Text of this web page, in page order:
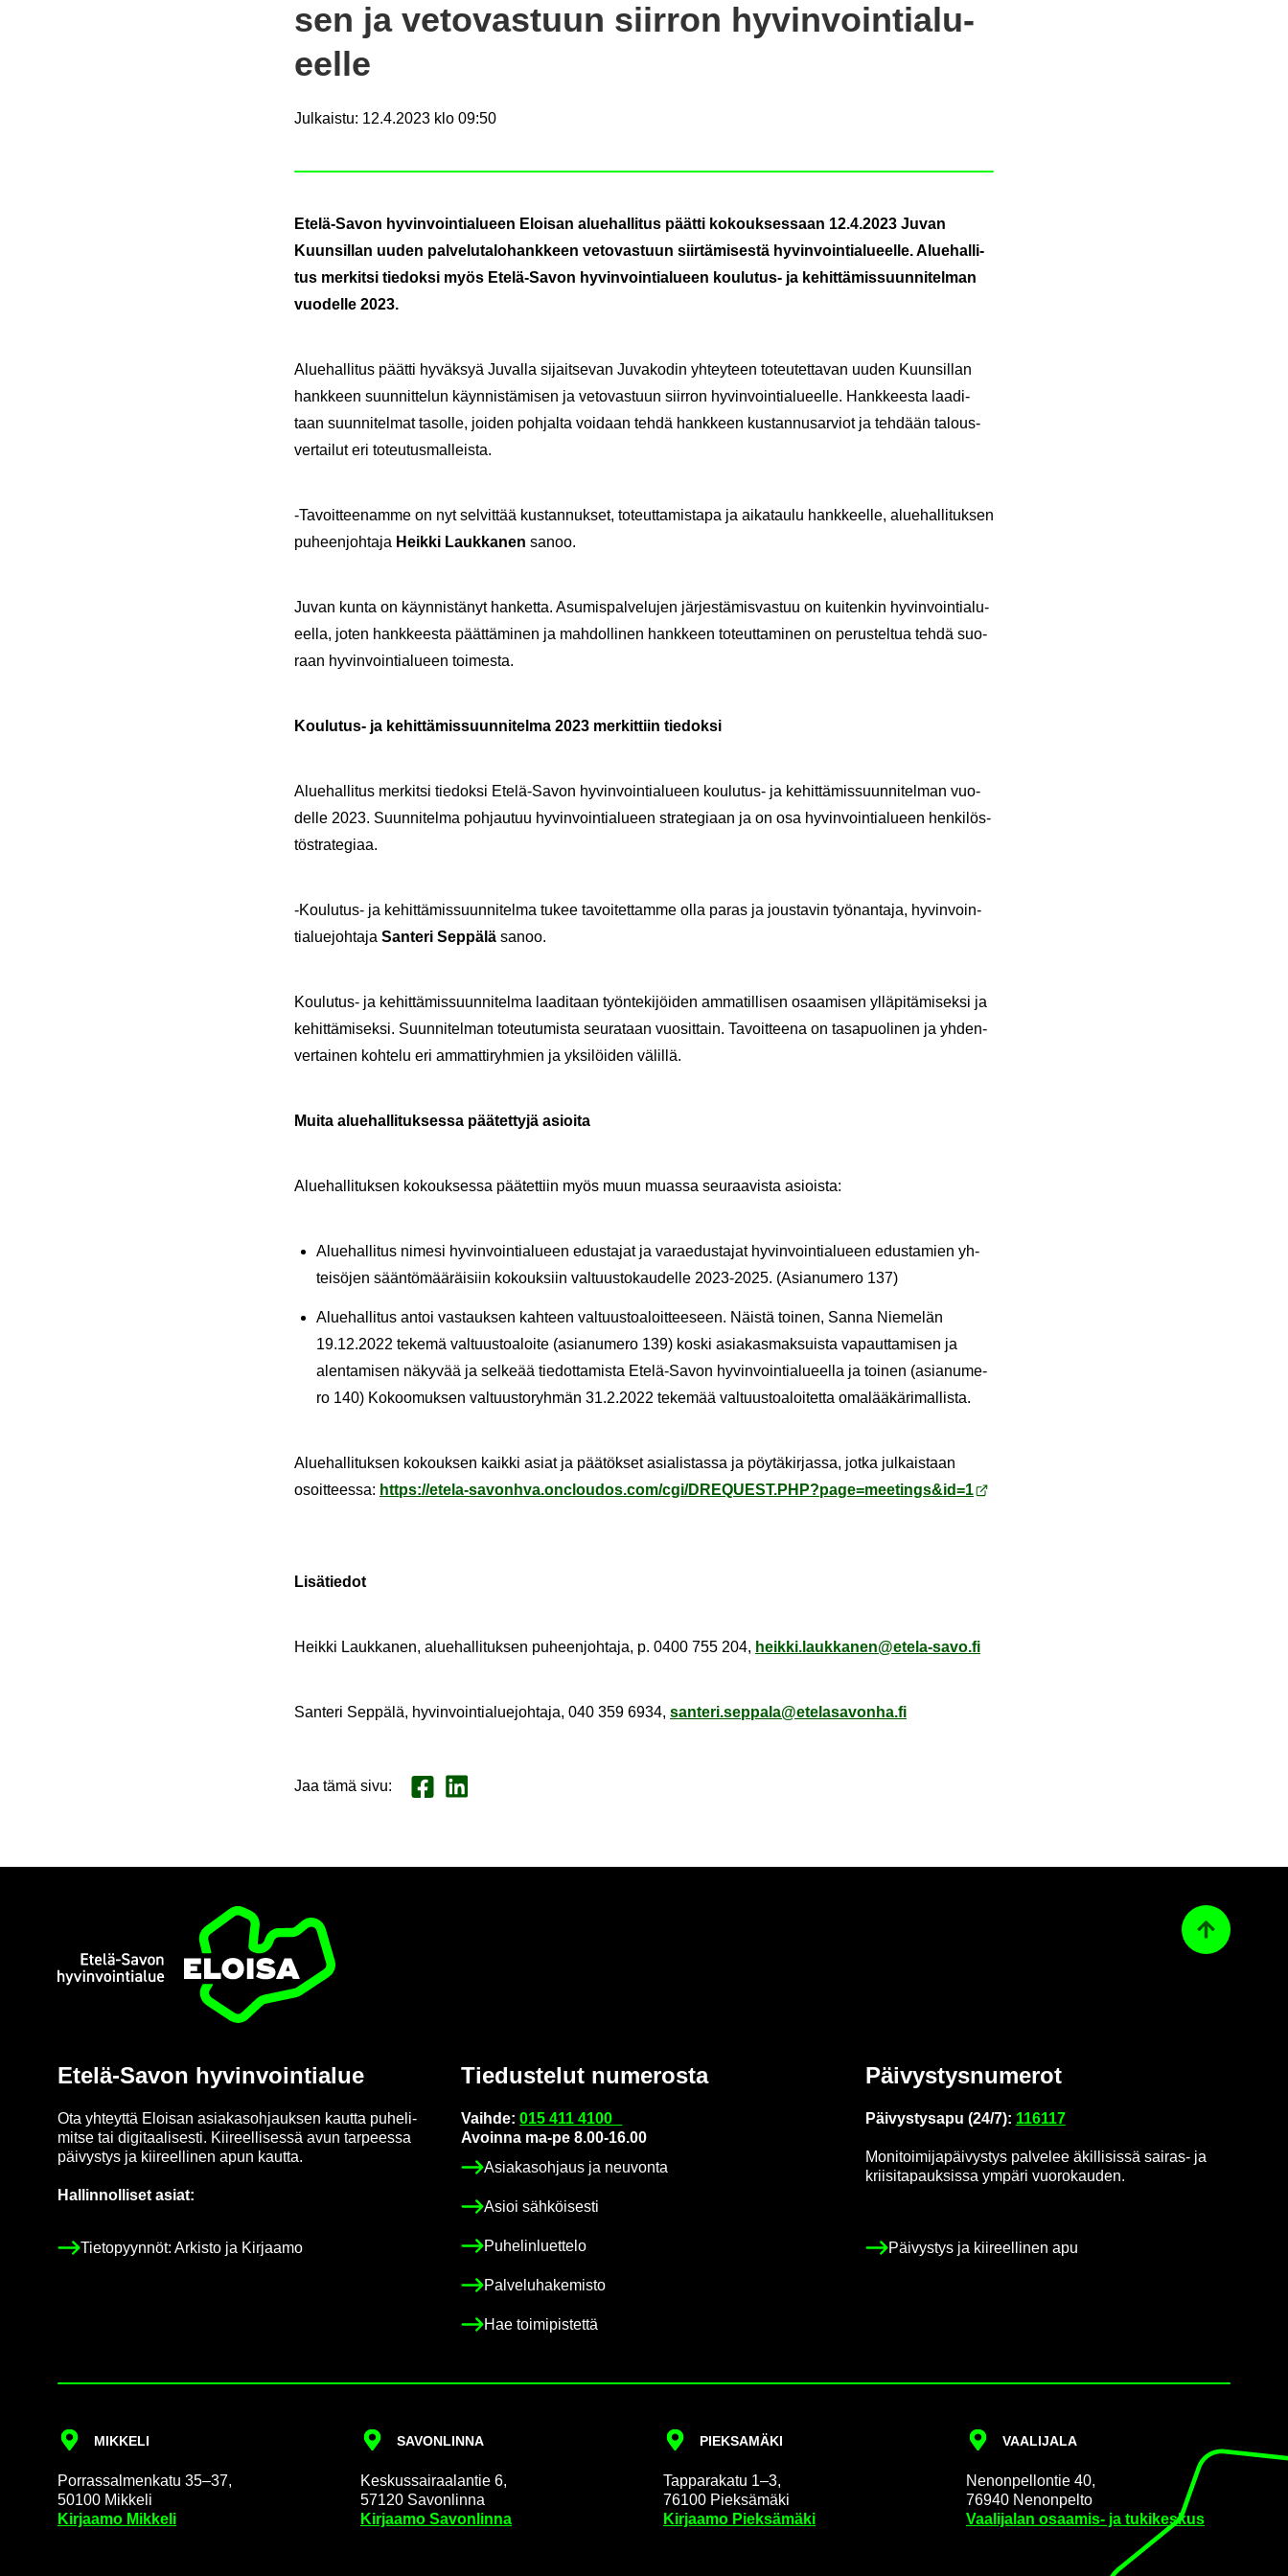
sen ja ve­to­vas­tuun siir­ron hy­vin­voin­tia­lu­
eel­le
Julkaistu: 12.4.2023 klo 09:50
Etelä-​Savon hy­vin­voin­tia­lu­een Eloi­san alue­hal­li­tus päät­ti ko­kouk­ses­saan 12.4.2023 Juvan
Kuun­sil­lan uuden pal­ve­lu­ta­lo­hank­keen ve­to­vas­tuun siir­tä­mi­ses­tä hy­vin­voin­tia­lu­eel­le. Alue­hal­li­
tus mer­kit­si tie­dok­si myös Etelä-​Savon hy­vin­voin­tia­lu­een koulutus-​ ja ke­hit­tä­mis­suun­ni­tel­man
vuo­del­le 2023.
Alue­hal­li­tus päät­ti hy­väk­syä Ju­val­la si­jait­se­van Ju­va­ko­din yh­tey­teen to­teu­tet­ta­van uuden Kuun­sil­lan
hank­keen suun­nit­te­lun käyn­nis­tä­mi­sen ja ve­to­vas­tuun siir­ron hy­vin­voin­tia­lu­eel­le. Hank­kees­ta laa­di­
taan suun­ni­tel­mat ta­sol­le, joi­den poh­jal­ta voi­daan tehdä hank­keen kus­tan­nusar­viot ja teh­dään ta­lous­
ver­tai­lut eri to­teu­tus­mal­leis­ta.
-​Tavoitteenamme on nyt sel­vit­tää kus­tan­nuk­set, to­teut­ta­mis­ta­pa ja ai­ka­tau­lu hank­keel­le, alue­hal­li­tuk­sen
pu­heen­joh­ta­ja Heik­ki Lauk­ka­nen sanoo.
Juvan kunta on käyn­nis­tä­nyt han­ket­ta. Asu­mis­pal­ve­lu­jen jär­jes­tä­mis­vas­tuu on kui­ten­kin hy­vin­voin­tia­lu­
eel­la, joten hank­kees­ta päät­tä­mi­nen ja mah­dol­li­nen hank­keen to­teut­ta­mi­nen on pe­rus­tel­tua tehdä suo­
raan hy­vin­voin­tia­lu­een toi­mes­ta.
Koulutus-​ ja ke­hit­tä­mis­suun­ni­tel­ma 2023 mer­kit­tiin tie­dok­si
Alue­hal­li­tus mer­kit­si tie­dok­si Etelä-​Savon hy­vin­voin­tia­lu­een koulutus-​ ja ke­hit­tä­mis­suun­ni­tel­man vuo­
del­le 2023. Suun­ni­tel­ma poh­jau­tuu hy­vin­voin­tia­lu­een stra­te­gi­aan ja on osa hy­vin­voin­tia­lu­een hen­ki­lös­
tö­stra­te­gi­aa.
-​Koulutus- ja ke­hit­tä­mis­suun­ni­tel­ma tukee ta­voi­tet­tam­me olla paras ja jous­ta­vin työ­nan­ta­ja, hy­vin­voin­
tia­lue­joh­ta­ja San­te­ri Sep­pä­lä sanoo.
Koulutus-​ ja ke­hit­tä­mis­suun­ni­tel­ma laa­di­taan työn­te­ki­jöi­den am­ma­til­li­sen osaa­mi­sen yl­lä­pi­tä­mi­sek­si ja
ke­hit­tä­mi­sek­si. Suun­ni­tel­man to­teu­tu­mis­ta seu­ra­taan vuo­sit­tain. Ta­voit­tee­na on tas­a­puo­li­nen ja yh­den­
ver­tai­nen koh­te­lu eri am­mat­ti­ryh­mien ja yk­si­löi­den vä­lil­lä.
Muita alue­hal­li­tuk­ses­sa pää­tet­ty­jä asioi­ta
Alue­hal­li­tuk­sen ko­kouk­ses­sa pää­tet­tiin myös muun muas­sa seu­raa­vis­ta asiois­ta:
Alue­hal­li­tus ni­me­si hy­vin­voin­tia­lu­een edus­ta­jat ja va­rae­dus­ta­jat hy­vin­voin­tia­lu­een edus­ta­mien yh­
tei­sö­jen sään­tö­mää­räi­siin ko­kouk­siin val­tuus­to­kau­del­le 2023-2025. (Asia­nu­me­ro 137)
Alue­hal­li­tus antoi vas­tauk­sen kah­teen val­tuus­toa­loit­tee­seen. Näis­tä toi­nen, Sanna Nie­me­län
19.12.2022 te­ke­mä val­tuus­toa­loi­te (asia­nu­me­ro 139) koski asia­kas­mak­suis­ta va­paut­ta­mi­sen ja
alen­ta­mi­sen nä­ky­vää ja sel­ke­ää tie­dot­ta­mis­ta Etelä-​Savon hy­vin­voin­tia­lu­eel­la ja toi­nen (asia­nu­me­
ro 140) Ko­koo­muk­sen val­tuus­to­ryh­män 31.2.2022 te­ke­mää val­tuus­toa­loi­tet­ta oma­lää­kä­ri­mal­lis­ta.
Alue­hal­li­tuk­sen ko­kouk­sen kaik­ki asiat ja pää­tök­set asia­lis­tas­sa ja pöy­tä­kir­jas­sa, jotka jul­kais­taan
osoit­tees­sa: https://etela-​savonhva.onclou­dos.com/cgi/DREQUEST.PHP?page=mee­tings&id=1
Li­sä­tie­dot
Heik­ki Lauk­ka­nen, alue­hal­li­tuk­sen pu­heen­joh­ta­ja, p. 0400 755 204, heik­ki.lauk­ka­nen@etela-​savo.fi
San­te­ri Sep­pä­lä, hy­vin­voin­tia­lue­joh­ta­ja, 040 359 6934, san­te­ri.sep­pa­la@ete­la­sa­von­ha.fi
Jaa tämä sivu: Jaa Face­book
Jaa Lin­ke­dI­nis­sä
Ta­kai­sin ylös
Etusi­vu
Etelä-​Savon hy­vin­voin­tia­lue
Ota yh­teyt­tä Eloi­san asia­kas­oh­jauk­sen kaut­ta pu­he­li­
mit­se tai di­gi­taa­li­ses­ti. Kii­reel­li­ses­sä avun tar­pees­sa
päi­vys­tys ja kii­reel­li­nen apun kaut­ta.
Hal­lin­nol­li­set asiat:
Tie­to­pyyn­nöt: Ar­kis­to ja Kir­jaa­mo
Tie­dus­te­lut nu­me­ros­ta
Vaih­de:015 411 4100
Avoin­na ma-pe 8.00-16.00
Asia­kas­oh­jaus ja neu­von­ta
Asioi säh­köi­ses­ti
Pu­he­lin­luet­te­lo
Pal­ve­lu­ha­ke­mis­to
Hae toi­mi­pis­tet­tä
Päi­vys­tys­nu­me­rot
Päi­vys­tys­a­pu (24/7): 116117
Mo­ni­toi­mi­ja­päi­vys­tys pal­ve­lee äkil­li­sis­sä sairas-​ ja
krii­si­ta­pauk­sis­sa ym­pä­ri vuo­ro­kau­den.
Päi­vys­tys ja kii­reel­li­nen apu
MIK­KE­LI
Por­ras­sal­men­ka­tu 35–37,
50100 Mik­ke­li
Kir­jaa­mo Mik­ke­li
SA­VON­LIN­NA
Kes­kus­sai­raa­lan­tie 6,
57120 Sa­von­lin­na
Kir­jaa­mo Sa­von­lin­na
PIEK­SA­MÄ­KI
Tap­pa­ra­ka­tu 1–3,
76100 Piek­sä­mä­ki
Kir­jaa­mo Piek­sä­mä­ki
VAA­LI­JA­LA
Ne­non­pel­lon­tie 40,
76940 Ne­non­pel­to
Vaa­li­ja­lan osaamis-​ ja tu­ki­kes­kus